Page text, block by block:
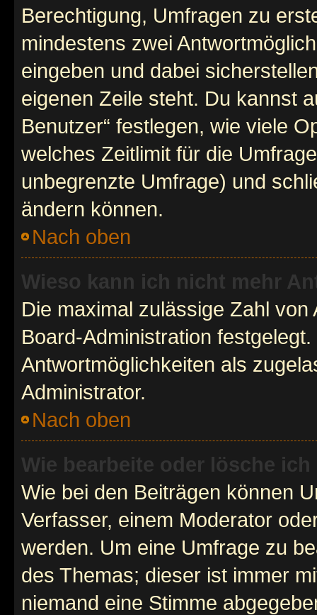
Berechtigung, Umfragen zu
mindestens zwei
eingeben und dabei
eigenen Zeile steht. Du kannst
Benutzer“ festlegen, wie viele
welches Zeitlimit für die
unbegrenzte Umfrage) und
ändern können.
Nach oben
Wieso kann ich nicht mehr
Die maximal zulässige Zahl
Board-Administration
Antwortmöglichkeiten als
Administrator.
Nach oben
Wie bearbeite oder lösche
Wie bei den Beiträgen können
Verfasser, einem Moderator
werden. Um eine Umfrage zu
des Themas; dieser ist immer
niemand eine Stimme